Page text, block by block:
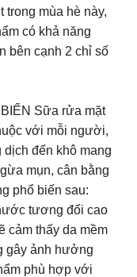
mùa hè này,
có khả năng
bên cạnh 2 chỉ số
Sữa rửa mặt
với mỗi người,
dịch đến khô mang
mụn, cân bằng
phổ biến sau:
tương đối cao
cảm thấy da mềm
gây ảnh hưởng
phù hợp với